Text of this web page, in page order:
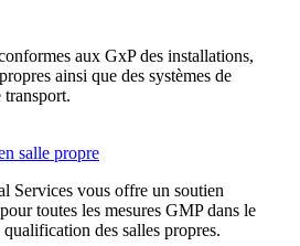
aux GxP des installations,
ainsi que des systèmes de
transport.
salle propre
Services vous offre un soutien
toutes les mesures GMP dans le
des salles propres.